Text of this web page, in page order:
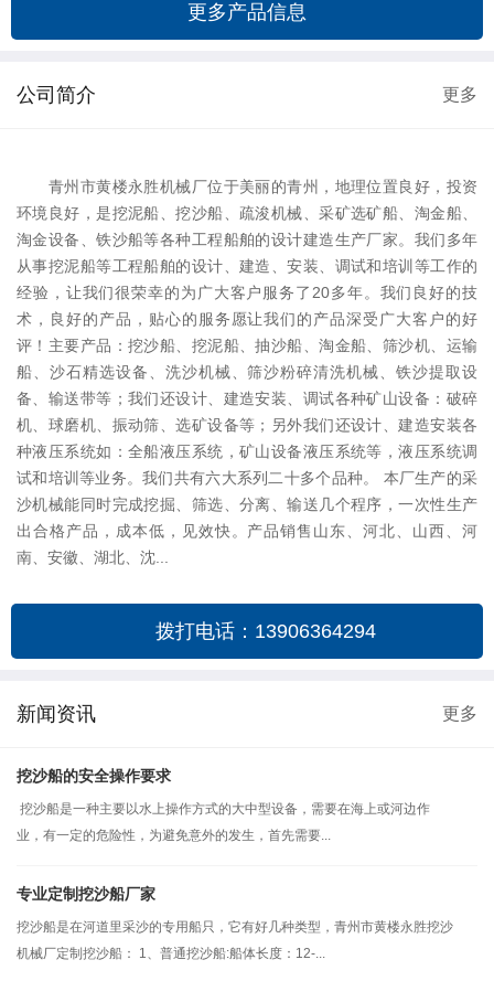
更多产品信息
公司简介 更多
青州市黄楼永胜机械厂位于美丽的青州，地理位置良好，投资
环境良好，是挖泥船、挖沙船、疏浚机械、采矿选矿船、淘金船、
淘金设备、铁沙船等各种工程船舶的设计建造生产厂家。我们多年
从事挖泥船等工程船舶的设计、建造、安装、调试和培训等工作的
经验，让我们很荣幸的为广大客户服务了20多年。我们良好的技
术，良好的产品，贴心的服务愿让我们的产品深受广大客户的好
评！主要产品：挖沙船、挖泥船、抽沙船、淘金船、筛沙机、运输
船、沙石精选设备、洗沙机械、筛沙粉碎清洗机械、铁沙提取设
备、输送带等；我们还设计、建造安装、调试各种矿山设备：破碎
机、球磨机、振动筛、选矿设备等；另外我们还设计、建造安装各
种液压系统如：全船液压系统，矿山设备液压系统等，液压系统调
试和培训等业务。我们共有六大系列二十多个品种。 本厂生产的采
沙机械能同时完成挖掘、筛选、分离、输送几个程序，一次性生产
出合格产品，成本低，见效快。产品销售山东、河北、山西、河
南、安徽、湖北、沈...
拨打电话：13906364294
新闻资讯 更多
挖沙船的安全操作要求
挖沙船是一种主要以水上操作方式的大中型设备，需要在海上或河边作
业，有一定的危险性，为避免意外的发生，首先需要...
专业定制挖沙船厂家
挖沙船是在河道里采沙的专用船只，它有好几种类型，青州市黄楼永胜挖沙
机械厂定制挖沙船： 1、普通挖沙船:船体长度：12-...